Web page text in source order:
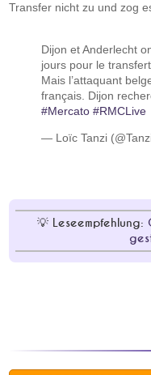
Transfer nicht zu und zog
Dijon et Anderlecht
jours pour le
Mais l’attaquant
français. Dijon
#Mercato #RMCLive
— Loïc Tanzi
Leseempfehlung: